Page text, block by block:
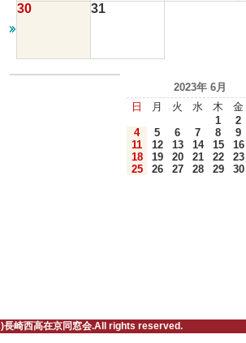
30 31
2023年 6月
日
月 火 水 木
金
1
2
4
5 6 7 8
9
11
12 13 14 15
16
18
19 20 21 22
23
25
26 27 28 29 30
崎西高在京同窓会.All rights reserved.